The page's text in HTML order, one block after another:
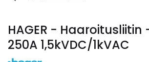
HAGER - Haaroitusliitin
250A 1,5kVDC/1kVAC